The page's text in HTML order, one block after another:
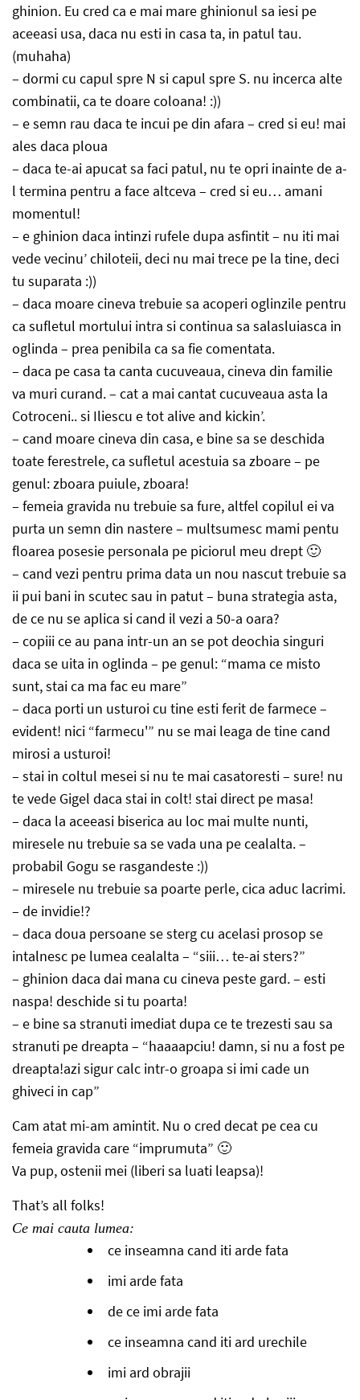
ghinion. Eu cred ca e mai mare ghinionul sa iesi pe
aceeasi usa, daca nu esti in casa ta, in patul tau.
(muhaha)
– dormi cu capul spre N si capul spre S. nu incerca alte
combinatii, ca te doare coloana! :))
– e semn rau daca te incui pe din afara – cred si eu! mai
ales daca ploua
– daca te-ai apucat sa faci patul, nu te opri inainte de a-
l termina pentru a face altceva – cred si eu… amani
momentul!
– e ghinion daca intinzi rufele dupa asfintit – nu iti mai
vede vecinu’ chiloteii, deci nu mai trece pe la tine, deci
tu suparata :))
– daca moare cineva trebuie sa acoperi oglinzile pentru
ca sufletul mortului intra si continua sa salasluiasca in
oglinda – prea penibila ca sa fie comentata.
– daca pe casa ta canta cucuveaua, cineva din familie
va muri curand. – cat a mai cantat cucuveaua asta la
Cotroceni.. si Iliescu e tot alive and kickin’.
– cand moare cineva din casa, e bine sa se deschida
toate ferestrele, ca sufletul acestuia sa zboare – pe
genul: zboara puiule, zboara!
– femeia gravida nu trebuie sa fure, altfel copilul ei va
purta un semn din nastere – multsumesc mami pentu
floarea posesie personala pe piciorul meu drept 🙂
– cand vezi pentru prima data un nou nascut trebuie sa
ii pui bani in scutec sau in patut – buna strategia asta,
de ce nu se aplica si cand il vezi a 50-a oara?
– copiii ce au pana intr-un an se pot deochia singuri
daca se uita in oglinda – pe genul: “mama ce misto
sunt, stai ca ma fac eu mare”
– daca porti un usturoi cu tine esti ferit de farmece –
evident! nici “farmecu'” nu se mai leaga de tine cand
mirosi a usturoi!
– stai in coltul mesei si nu te mai casatoresti – sure! nu
te vede Gigel daca stai in colt! stai direct pe masa!
– daca la aceeasi biserica au loc mai multe nunti,
miresele nu trebuie sa se vada una pe cealalta. –
probabil Gogu se rasgandeste :))
– miresele nu trebuie sa poarte perle, cica aduc lacrimi.
– de invidie!?
– daca doua persoane se sterg cu acelasi prosop se
intalnesc pe lumea cealalta – “siii… te-ai sters?”
– ghinion daca dai mana cu cineva peste gard. – esti
naspa! deschide si tu poarta!
– e bine sa stranuti imediat dupa ce te trezesti sau sa
stranuti pe dreapta – “haaaapciu! damn, si nu a fost pe
dreapta!azi sigur calc intr-o groapa si imi cade un
ghiveci in cap”
Cam atat mi-am amintit. Nu o cred decat pe cea cu
femeia gravida care “imprumuta” 🙂
Va pup, ostenii mei (liberi sa luati leapsa)!
That’s all folks!
Ce mai cauta lumea:
ce inseamna cand iti arde fata
imi arde fata
de ce imi arde fata
ce inseamna cand iti ard urechile
imi ard obrajii